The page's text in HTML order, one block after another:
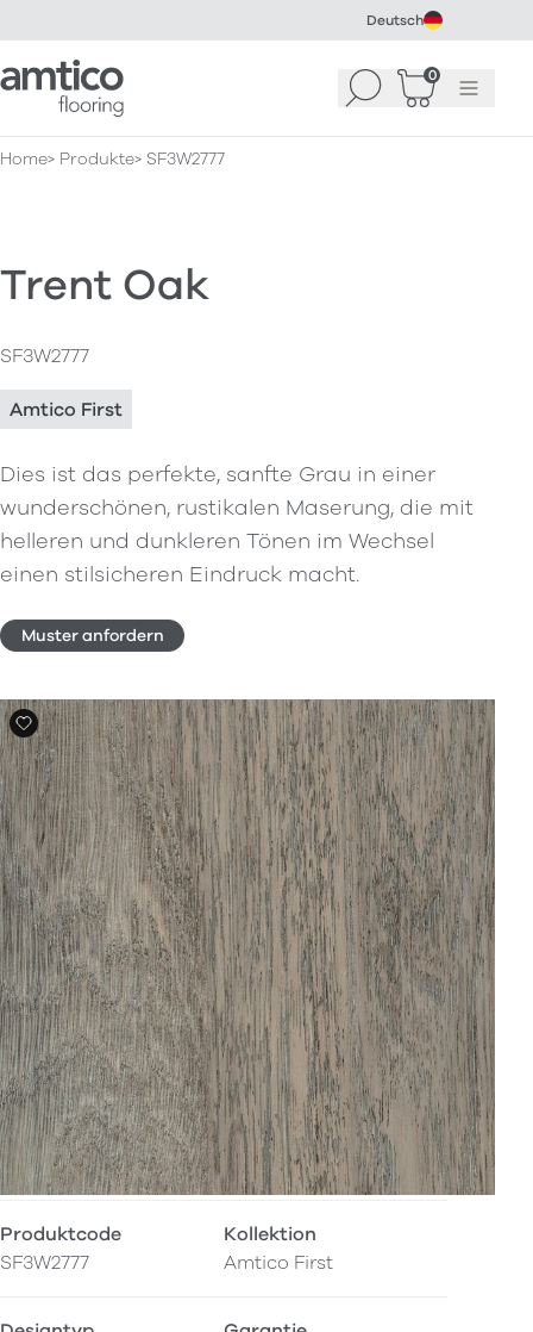
Deutsch
Amtico Flooring Suchen 0
WarenkorbMenü
Home Produkte SF3W2777
Trent Oak
SF3W2777
Amtico First
Dies ist das perfekte, sanfte Grau in einer
wunderschönen, rustikalen Maserung, die mit
helleren und dunkleren Tönen im Wechsel
einen stilsicheren Eindruck macht.
Muster anfordern
Produktcode
SF3W2777
Kollektion
Amtico First